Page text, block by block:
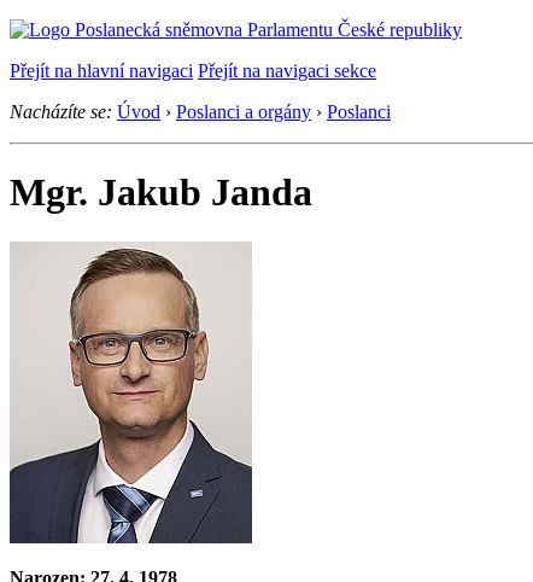
Přejít na hlavní navigaci Přejít na navigaci sekce
Nacházíte se: Úvod › Poslanci a orgány › Poslanci
Mgr. Jakub Janda
Narozen: 27. 4. 1978